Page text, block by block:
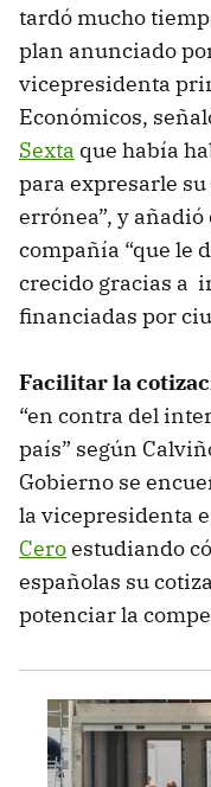
tardó mucho
plan anunciado
vicepresidenta
Económicos,
Sexta que había
para expresarle
errónea”, y
compañía “que le
crecido gracias a
financiadas por
Facilitar la
“en contra del
país” según
Gobierno se
la vicepresidenta
Ceroestudiando
españolas su
potenciar la